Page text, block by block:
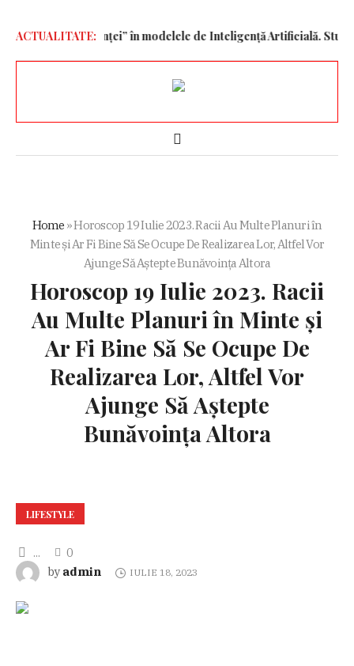
ACTUALITATE:
al conștiinței” în modelele de Inteligență Artificială. Studiul
Home »Horoscop 19 Iulie 2023. Racii Au Multe Planuri în
Minte și Ar Fi Bine Să Se Ocupe De Realizarea Lor, Altfel Vor
Ajunge Să Aștepte Bunăvoința Altora
Horoscop 19 Iulie 2023. Racii
Au Multe Planuri în Minte și
Ar Fi Bine Să Se Ocupe De
Realizarea Lor, Altfel Vor
Ajunge Să Aștepte
Bunăvoința Altora
LIFESTYLE
...
0
by admin IULIE 18, 2023